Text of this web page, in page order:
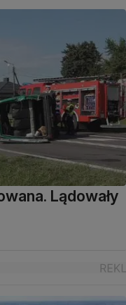
Lądowały